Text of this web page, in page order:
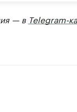
— в Telegram-